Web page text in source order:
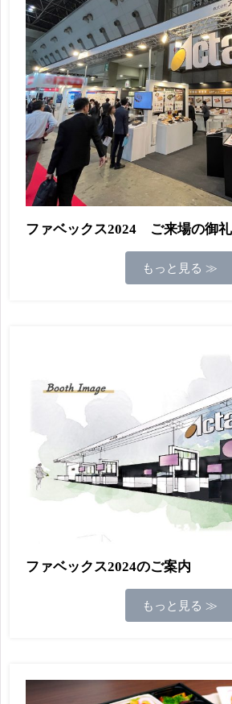
ファベックス2024 ご来場の御礼
もっと見る ≫
ファベックス2024のご案内
もっと見る ≫